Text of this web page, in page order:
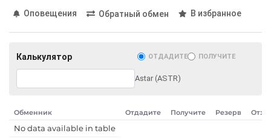
Оповещения Обратный обмен В избранное
Калькулятор ОТДАДИТЕ ПОЛУЧИТЕ
Astar (ASTR)
Обменник Отдадите Получите Резерв
No data available in table